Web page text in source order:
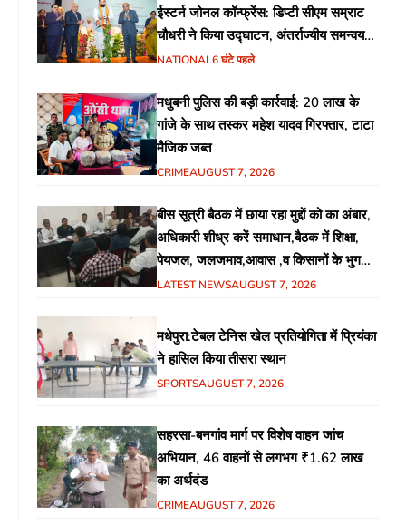
ईस्टर्न जोनल कॉन्फ्रेंस: डिप्टी सीएम सम्राट
चौधरी ने किया उद्घाटन, अंतर्राज्यीय समन्वय
पर जोर
NATIONAL6 घंटे पहले
मधुबनी पुलिस की बड़ी कार्रवाई: 20 लाख के
गांजे के साथ तस्कर महेश यादव गिरफ्तार, टाटा
मैजिक जब्त
CRIMEAUGUST 7, 2026
बीस सूत्री बैठक में छाया रहा मुद्दों को का अंबार,
अधिकारी शीध्र करें समाधान,बैठक में शिक्षा,
पेयजल, जलजमाव,आवास ,व किसानों के भुगतान
का उठा मुद्दा
LATEST NEWSAUGUST 7, 2026
मधेपुरा:टेबल टेनिस खेल प्रतियोगिता में प्रियंका
ने हासिल किया तीसरा स्थान
SPORTSAUGUST 7, 2026
सहरसा-बनगांव मार्ग पर विशेष वाहन जांच
अभियान, 46 वाहनों से लगभग ₹1.62 लाख
का अर्थदंड
CRIMEAUGUST 7, 2026